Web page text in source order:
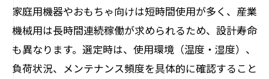
家庭用機器やおもちゃ向けは短時間使用が多く、産業
機械用は長時間連続稼働が求められるため、設計寿命
も異なります。選定時は、使用環境（温度・湿度）、
負荷状況、メンテナンス頻度を具体的に確認すること